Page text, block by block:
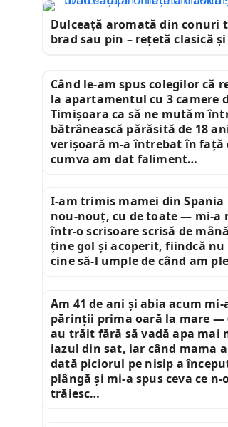
Dulceață aromată din conuri
brad sau pin – rețetă clasică
Când le-am spus colegilor că
la apartamentul cu 3 camere
Timișoara ca să ne mutăm
bătrânească părăsită de 18
verișoară m-a întrebat în față
cumva am dat faliment…
I-am trimis mamei din
nou-nouț, cu de toate — mi-a
într-o scrisoare scrisă de
ține gol și acoperit, fiindcă nu
cine să-l umple de când am
Am 41 de ani și abia acum mi-
părinții prima oară la mare —
au trăit fără să vadă apa mai
iazul din sat, iar când mama
dată piciorul pe nisip a
plângă și mi-a spus ceva ce
trăiesc…